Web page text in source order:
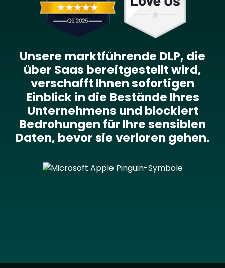
Unsere marktführende DLP, die
über Saas bereitgestellt wird,
verschafft Ihnen sofortigen
Einblick in die Bestände Ihres
Unternehmens und blockiert
Bedrohungen für Ihre sensiblen
Daten, bevor sie verloren gehen.